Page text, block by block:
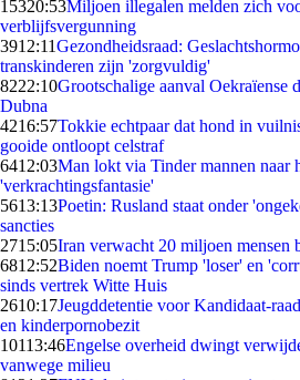
15320:53Miljoen illegalen melden zich
verblijfsvergunning
3912:11Gezondheidsraad:
transkinderen zijn 'zorgvuldig'
8222:10Grootschalige aanval Oekraïense
Dubna
4216:57Tokkie echtpaar dat hond in
gooide ontloopt celstraf
6412:03Man lokt via Tinder mannen naar
'verkrachtingsfantasie'
5613:13Poetin: Rusland staat onder
sancties
2715:05Iran verwacht 20 miljoen mensen
6812:52Biden noemt Trump 'loser' en
sinds vertrek Witte Huis
2610:17Jeugddetentie voor Kandidaat-
en kinderpornobezit
10113:46Engelse overheid dwingt
vanwege milieu